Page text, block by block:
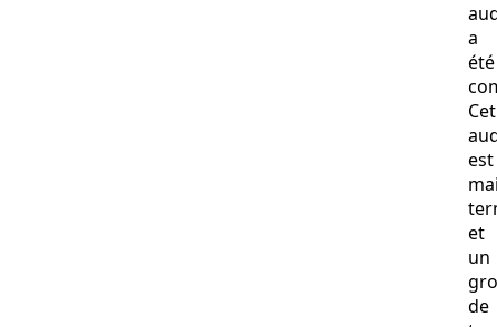
a
été
Cet
est
et
un
de